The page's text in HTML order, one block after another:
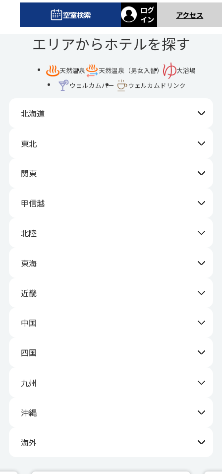
空室検索
ログ
イン
アクセス
エリアからホテルを探す
天然温泉 天然温泉（男女入替）
大浴場
ウェルカムバー
ウェルカムドリンク
北海道
東北
関東
甲信越
北陸
東海
近畿
中国
四国
九州
沖縄
海外